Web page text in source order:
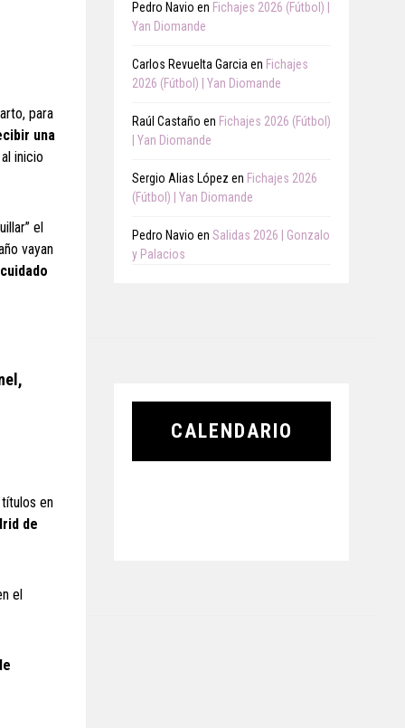
para
una
inicio
el
vayan
en
de
el
Pedro Navio en Fichajes 2026 (Fútbol) |
Yan Diomande
Carlos Revuelta Garcia en Fichajes
2026 (Fútbol) | Yan Diomande
Raúl Castaño en Fichajes 2026 (Fútbol)
| Yan Diomande
Sergio Alias López en Fichajes 2026
(Fútbol) | Yan Diomande
Pedro Navio en Salidas 2026 | Gonzalo
y Palacios
CALENDARIO